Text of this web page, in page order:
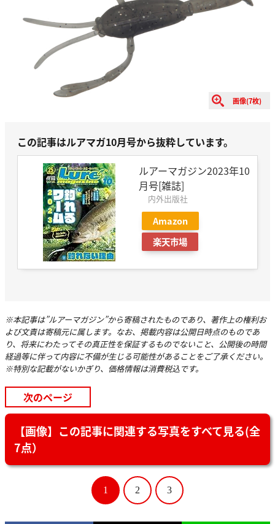
画像(7枚)
この記事はルアマガ10月号から抜粋しています。
ルアーマガジン2023年10
月号[雑誌]
内外出版社
Amazon
楽天市場
※本記事は”ルアーマガジン”から寄稿されたものであり、著作上の権利お
よび文責は寄稿元に属します。なお、掲載内容は公開日時点のものであ
り、将来にわたってその真正性を保証するものでないこと、公開後の時間
経過等に伴って内容に不備が生じる可能性があることをご了承ください。
※特別な記載がないかぎり、価格情報は消費税込です。
次のページ
【画像】この記事に関連する写真をすべて見る(全
7点）
1 2 3